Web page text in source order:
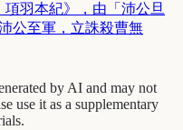
羽本紀》，由「沛公旦
公至軍，立誅殺曹無
by AI and may not
use it as a supplementary